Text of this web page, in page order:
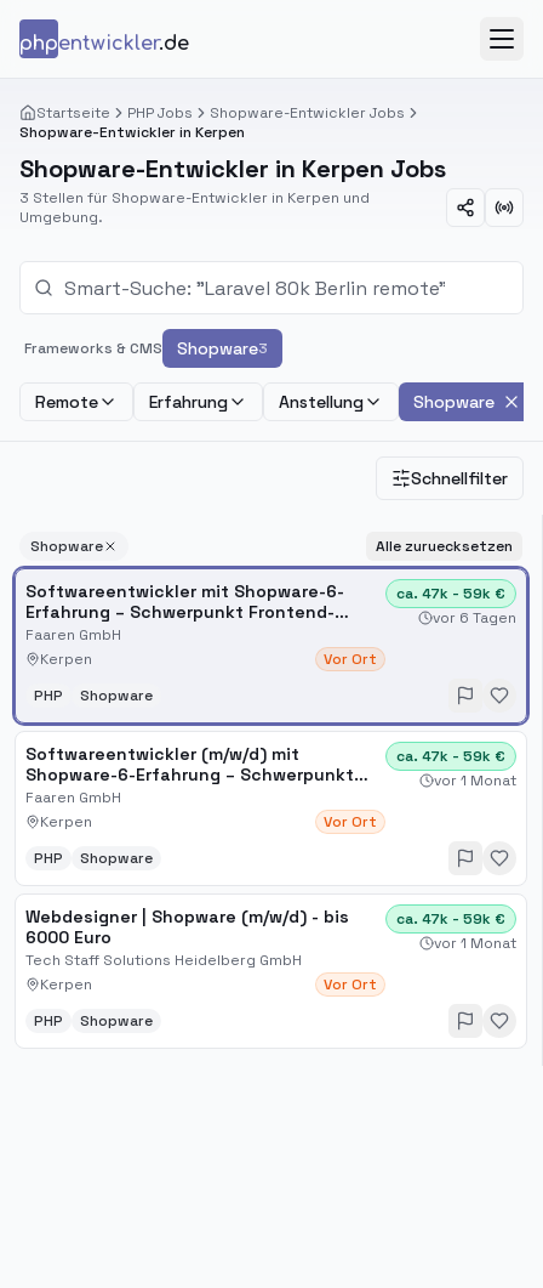
phpentwickler.de
Startseite PHP Jobs
Shopware-Entwickler Jobs
Shopware-Entwickler in Kerpen
Shopware-Entwickler in Kerpen Jobs
3 Stellen für Shopware-Entwickler in Kerpen und
Umgebung.
Frameworks & CMS Shopware3
Remote Erfahrung Anstellung Shopware
Schnellfilter
Shopware Alle zuruecksetzen
Softwareentwickler mit Shopware-6-
Erfahrung – Schwerpunkt Frontend-
Entwicklung
Faaren GmbH
Kerpen
Vor Ort
ca. 47k - 59k €
vor 6 Tagen
PHP Shopware
Softwareentwickler (m/w/d) mit
Shopware-6-Erfahrung – Schwerpunkt
Frontend-Entwicklung
Faaren GmbH
Kerpen
Vor Ort
ca. 47k - 59k €
vor 1 Monat
PHP Shopware
Webdesigner | Shopware (m/w/d) - bis
6000 Euro
Tech Staff Solutions Heidelberg GmbH
Kerpen
Vor Ort
ca. 47k - 59k €
vor 1 Monat
PHP Shopware